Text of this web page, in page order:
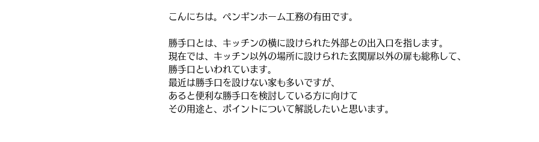
こんにちは。ペンギンホーム工務の有田です。
勝手口とは、キッチンの横に設けられた外部との出入口を指します。
現在では、キッチン以外の場所に設けられた玄関扉以外の扉も総称して、
勝手口といわれています。
最近は勝手口を設けない家も多いですが、
あると便利な勝手口を検討している方に向けて
その用途と、ポイントについて解説したいと思います。